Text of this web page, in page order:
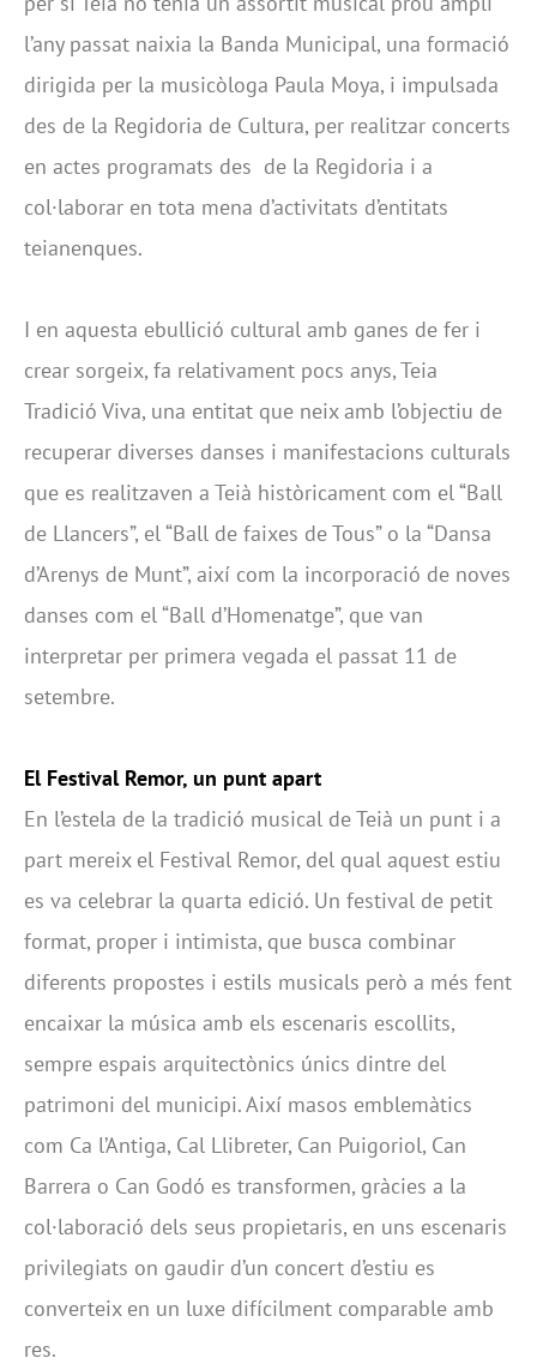
l’any passat naixia la Banda Municipal, una formació
dirigida per la musicòloga Paula Moya, i impulsada
des de la Regidoria de Cultura, per realitzar concerts
en actes programats des de la Regidoria i a
col·laborar en tota mena d’activitats d’entitats
teianenques.
I en aquesta ebullició cultural amb ganes de fer i
crear sorgeix, fa relativament pocs anys, Teia
Tradició Viva, una entitat que neix amb l’objectiu de
recuperar diverses danses i manifestacions culturals
que es realitzaven a Teià històricament com el “Ball
de Llancers”, el “Ball de faixes de Tous” o la “Dansa
d’Arenys de Munt”, així com la incorporació de noves
danses com el “Ball d’Homenatge”, que van
interpretar per primera vegada el passat 11 de
setembre.
El Festival Remor, un punt apart
En l’estela de la tradició musical de Teià un punt i a
part mereix el Festival Remor, del qual aquest estiu
es va celebrar la quarta edició. Un festival de petit
format, proper i intimista, que busca combinar
diferents propostes i estils musicals però a més fent
encaixar la música amb els escenaris escollits,
sempre espais arquitectònics únics dintre del
patrimoni del municipi. Així masos emblemàtics
com Ca l’Antiga, Cal Llibreter, Can Puigoriol, Can
Barrera o Can Godó es transformen, gràcies a la
col·laboració dels seus propietaris, en uns escenaris
privilegiats on gaudir d’un concert d’estiu es
converteix en un luxe difícilment comparable amb
res.